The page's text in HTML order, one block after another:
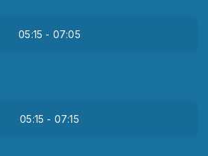
05:15 - 07:05
05:15 - 07:15